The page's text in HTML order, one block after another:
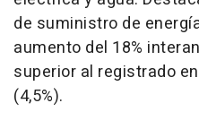
de suministro de
aumento del 18%
superior al registrado
(4,5%).